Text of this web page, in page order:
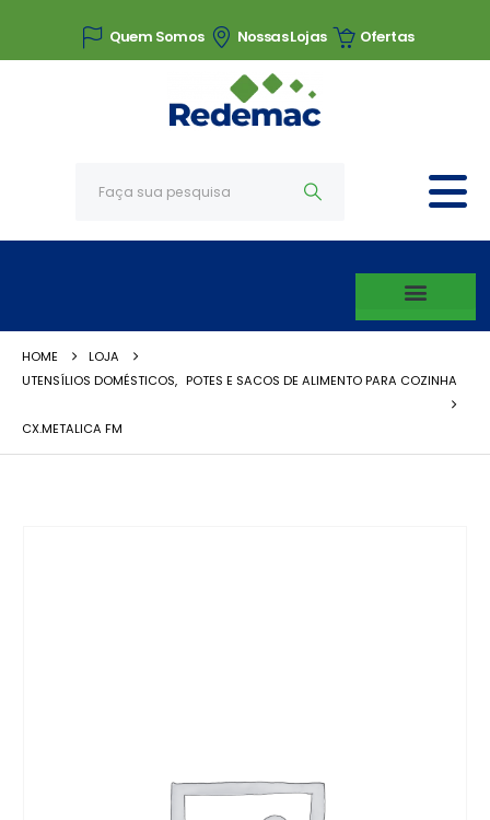
Quem Somos Nossas Lojas Ofertas
HOME
LOJA
UTENSÍLIOS DOMÉSTICOS, POTES E SACOS DE ALIMENTO PARA COZINHA
CX.METALICA FM